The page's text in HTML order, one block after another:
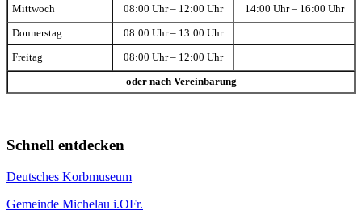
Mittwoch 08:00 Uhr – 12:00 Uhr 14:00 Uhr – 16:00 Uhr
Donnerstag 08:00 Uhr – 13:00 Uhr
Freitag 08:00 Uhr – 12:00 Uhr
oder nach Vereinbarung
Schnell entdecken
Deutsches Korbmuseum
Gemeinde Michelau i.OFr.